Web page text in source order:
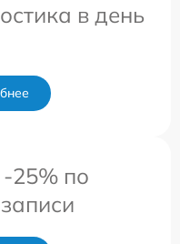
в день
25% по